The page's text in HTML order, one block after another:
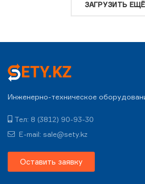
ЗАГРУЗИТЬ ЕЩЁ
Инженерно-техническое
Тел: 8 (3812) 90-93-30
E-mail: sale@sety.kz
Оставить заявку